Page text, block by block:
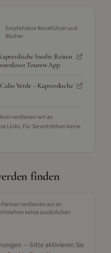
Empfohlene Reiseführer und
Bücher
Inseln: Reisen
Touren-App
Verde – Kapverdische
verdienen wir an
Links. Für Sie entstehen keine
finden
verdienen wir an
keine zusätzlichen
— bitte aktivieren Sie